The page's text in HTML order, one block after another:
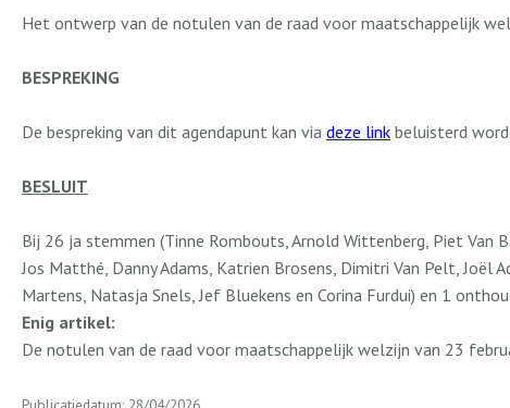
Het ontwerp van de notulen van de raad voor maatschappelijk
BESPREKING
De bespreking van dit agendapunt kan via deze link beluisterd
BESLUIT
Bij 26 ja stemmen (Tinne Rombouts, Arnold Wittenberg, Piet Van
Jos Matthé, Danny Adams, Katrien Brosens, Dimitri Van Pelt, Joël
Martens, Natasja Snels, Jef Bluekens en Corina Furdui) en 1
Enig artikel:
De notulen van de raad voor maatschappelijk welzijn van 23